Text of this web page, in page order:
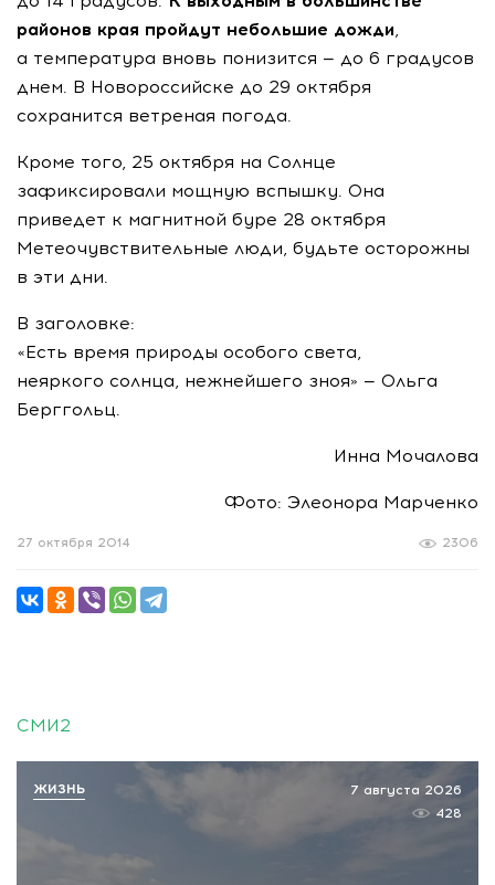
районов края пройдут небольшие дожди,
а температура вновь понизится — до 6 градусов
днем. В Новороссийске до 29 октября
сохранится ветреная погода.
Кроме того, 25 октября на Солнце
зафиксировали мощную вспышку. Она
приведет к магнитной буре 28 октября
Метеочувствительные люди, будьте осторожны
в эти дни.
В заголовке:
«Есть время природы особого света,
неяркого солнца, нежнейшего зноя» — Ольга
Берггольц.
Инна Мочалова
Фото: Элеонора Марченко
2306
27 октября 2014
СМИ2
7 августа 2026
428
ЖИЗНЬ